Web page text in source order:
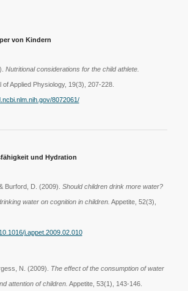
von Kindern
Nutritional considerations for the child athlete.
Applied Physiology, 19(3), 207-228.
8072061/
und Hydration
Burford, D. (2009). Should children drink more water?
water on cognition in children. Appetite, 52(3),
j.appet.2009.02.010
N. (2009). The effect of the consumption of water
attention of children. Appetite, 53(1), 143-146.